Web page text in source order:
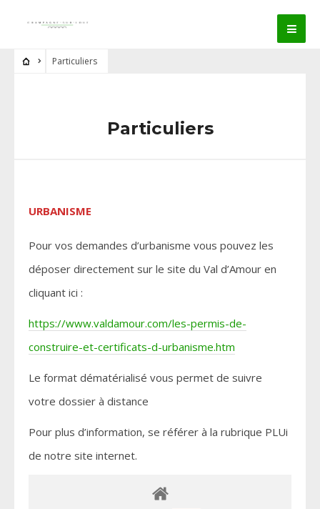
Particuliers
Particuliers
URBANISME
Pour vos demandes d’urbanisme vous pouvez les
déposer directement sur le site du Val d’Amour en
cliquant ici :
https://www.valdamour.com/les-permis-de-
construire-et-certificats-d-urbanisme.htm
Le format dématérialisé vous permet de suivre
votre dossier à distance
Pour plus d’information, se référer à la rubrique PLUi
de notre site internet.